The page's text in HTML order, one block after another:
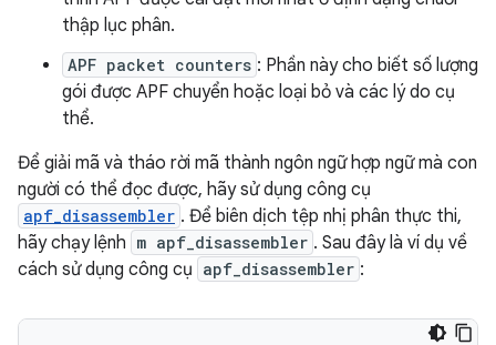
thập lục phân.
APF packet counters : Phần này cho biết số lượng
gói được APF chuyển hoặc loại bỏ và các lý do cụ
thể.
Để giải mã và tháo rời mã thành ngôn ngữ hợp ngữ mà con
người có thể đọc được, hãy sử dụng công cụ
apf_disassembler . Để biên dịch tệp nhị phân thực thi,
hãy chạy lệnh m apf_disassembler . Sau đây là ví dụ về
cách sử dụng công cụ apf_disassembler :